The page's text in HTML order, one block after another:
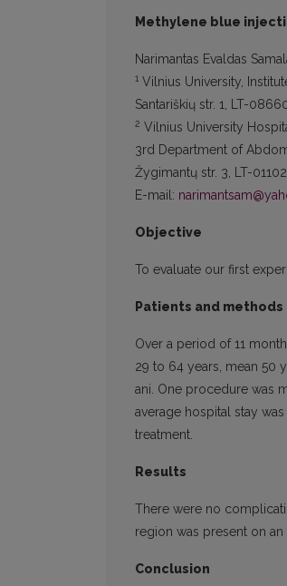
Methylene blue
Narimantas Evaldas
1 Vilnius University,
Santariškių str. 1, LT-
2 Vilnius University
3rd Department of
Žygimantų str. 3, LT-
E-mail:
Objective
To evaluate our first
Patients and methods
Over a period of 11
29 to 64 years, mean 50
ani. One procedure was
average hospital stay
treatment.
Results
There were no
region was present on
Conclusion